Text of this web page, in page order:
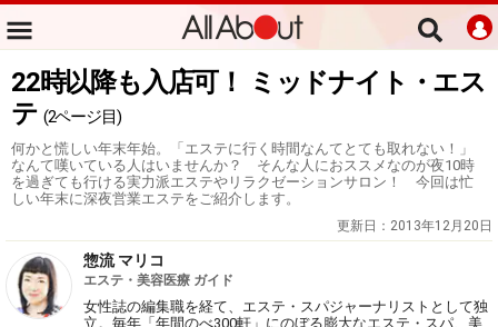
22時以降も入店可！ ミッドナイト・エス
テ (2ページ目)
何かと慌しい年末年始。「エステに行く時間なんてとても取れない！」
なんて嘆いている人はいませんか？ そんな人におススメなのが夜10時
を過ぎても行ける実力派エステやリラクゼーションサロン！ 今回は忙
しい年末に深夜営業エステをご紹介します。
更新日： 2013年12月20日
惣流 マリコ
エステ・美容医療 ガイド
女性誌の編集職を経て、エステ・スパジャーナリストとして独
立。毎年「年間のべ300軒」にのぼる膨大なエステ・スパ、美